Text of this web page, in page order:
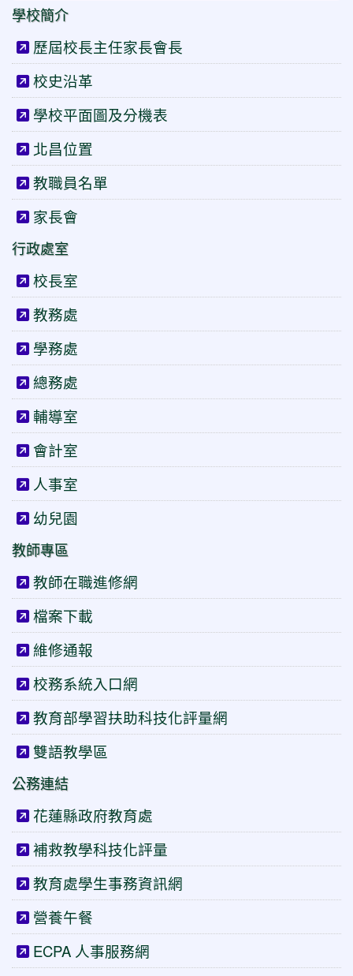
學校簡介
歷屆校長主任家長會長
校史沿革
學校平面圖及分機表
北昌位置
教職員名單
家長會
行政處室
校長室
教務處
學務處
總務處
輔導室
會計室
人事室
幼兒園
教師專區
教師在職進修網
檔案下載
維修通報
校務系統入口網
教育部學習扶助科技化評量網
雙語教學區
公務連結
花蓮縣政府教育處
補救教學科技化評量
教育處學生事務資訊網
營養午餐
ECPA 人事服務網